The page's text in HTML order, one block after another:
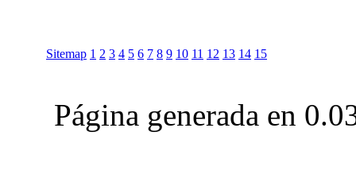
Sitemap 1 2 3 4 5 6 7 8 9 10 11 12 13 14 15
Página generada en